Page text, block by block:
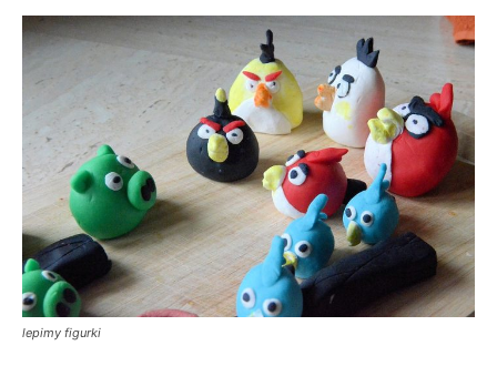
lepimy figurki